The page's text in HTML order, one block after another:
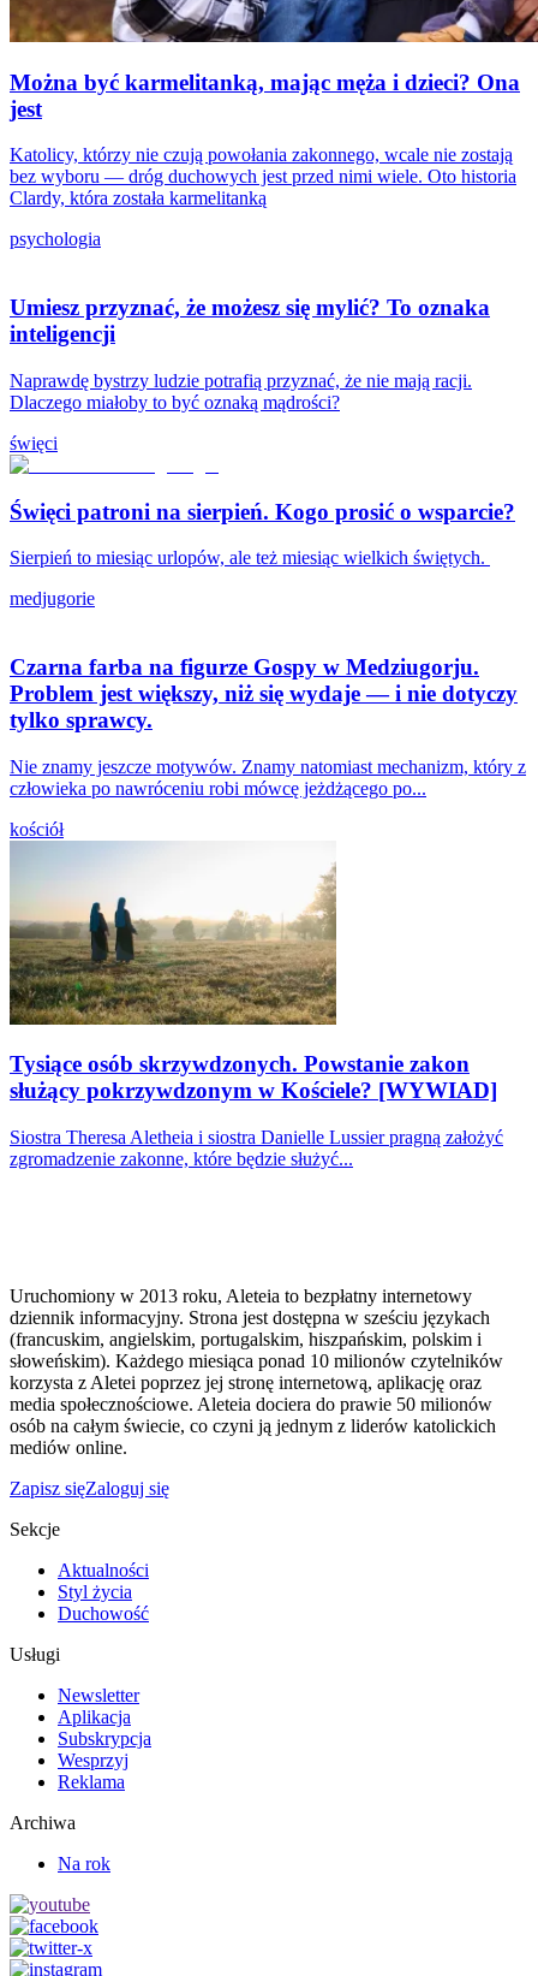
Można być karmelitanką, mając męża i dzieci? Ona
jest
Katolicy, którzy nie czują powołania zakonnego, wcale nie zostają
bez wyboru — dróg duchowych jest przed nimi wiele. Oto historia
Clardy, która została karmelitanką
psychologia
Umiesz przyznać, że możesz się mylić? To oznaka
inteligencji
Naprawdę bystrzy ludzie potrafią przyznać, że nie mają racji.
Dlaczego miałoby to być oznaką mądrości?
święci
Święci patroni na sierpień. Kogo prosić o wsparcie?
Sierpień to miesiąc urlopów, ale też miesiąc wielkich świętych.
medjugorie
Czarna farba na figurze Gospy w Medziugorju.
Problem jest większy, niż się wydaje — i nie dotyczy
tylko sprawcy.
Nie znamy jeszcze motywów. Znamy natomiast mechanizm, który z
człowieka po nawróceniu robi mówcę jeżdżącego po...
kościół
Tysiące osób skrzywdzonych. Powstanie zakon
służący pokrzywdzonym w Kościele? [WYWIAD]
Siostra Theresa Aletheia i siostra Danielle Lussier pragną założyć
zgromadzenie zakonne, które będzie służyć...
Uruchomiony w 2013 roku, Aleteia to bezpłatny internetowy
dziennik informacyjny. Strona jest dostępna w sześciu językach
(francuskim, angielskim, portugalskim, hiszpańskim, polskim i
słoweńskim). Każdego miesiąca ponad 10 milionów czytelników
korzysta z Aletei poprzez jej stronę internetową, aplikację oraz
media społecznościowe. Aleteia dociera do prawie 50 milionów
osób na całym świecie, co czyni ją jednym z liderów katolickich
mediów online.
Zapisz sięZaloguj się
Sekcje
Aktualności
Styl życia
Duchowość
Usługi
Newsletter
Aplikacja
Subskrypcja
Wesprzyj
Reklama
Archiwa
Na rok